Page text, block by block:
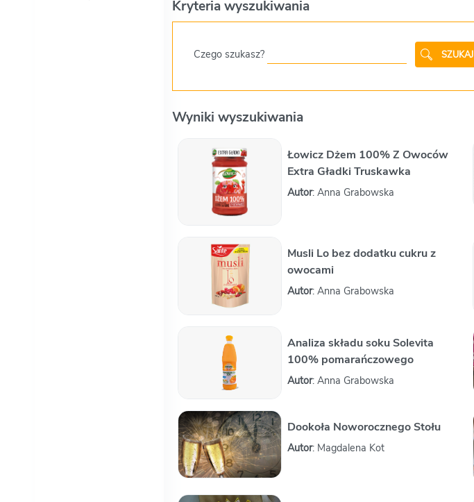
Kryteria wyszukiwania
Czego szukasz? SZUKAJ
Wyniki wyszukiwania
Łowicz Dżem 100% Z Owoców
Extra Gładki Truskawka
Autor: Anna Grabowska
Musli Lo bez dodatku cukru z
owocami
Autor: Anna Grabowska
Analiza składu soku Solevita
100% pomarańczowego
Autor: Anna Grabowska
Dookoła Noworocznego Stołu
Autor: Magdalena Kot